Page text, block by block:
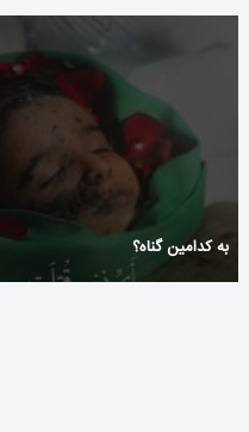
به کدامین گناه؟